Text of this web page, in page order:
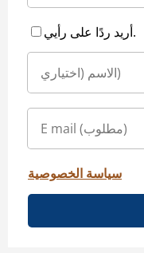
أريد ردًا على رأيي.
سياسة الخصوصية